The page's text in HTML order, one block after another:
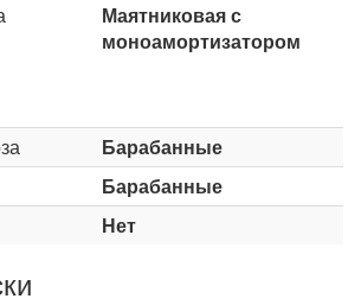
Маятниковая с
моноамортизатором
Барабанные
Барабанные
Нет